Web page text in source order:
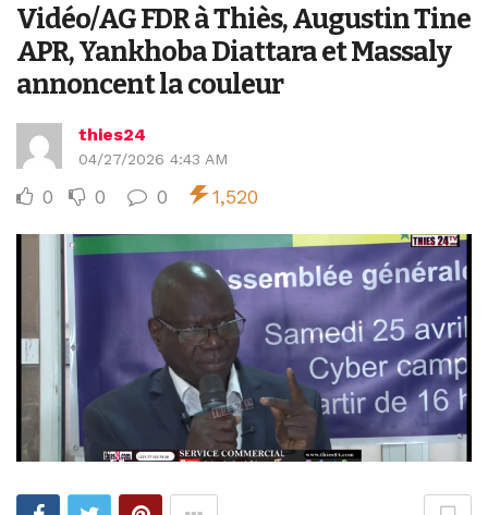
Vidéo/AG FDR à Thiès, Augustin Tine
APR, Yankhoba Diattara et Massaly
annoncent la couleur
thies24
04/27/2026 4:43 AM
0 0 0 1,520